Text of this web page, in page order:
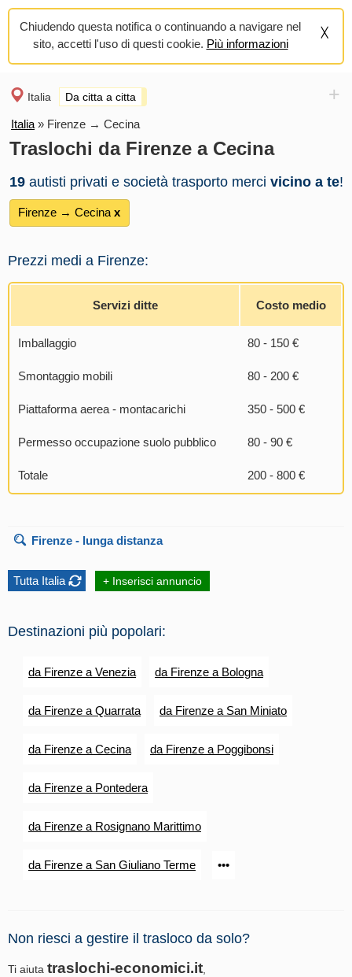
Chiudendo questa notifica o continuando a navigare nel
sito, accetti l'uso di questi cookie. Più informazioni
Italia Da citta a citta +
Italia » Firenze → Cecina
Traslochi da Firenze a Cecina
19 autisti privati e società trasporto merci vicino a te!
Firenze → Cecina х
Prezzi medi a Firenze:
Servizi ditte Costo medio
Imballaggio 80 - 150 €
Smontaggio mobili 80 - 200 €
Piattaforma aerea - montacarichi 350 - 500 €
Permesso occupazione suolo pubblico 80 - 90 €
Totale 200 - 800 €
Firenze - lunga distanza
Tutta Italia + Inserisci annuncio
Destinazioni più popolari:
da Firenze a Venezia da Firenze a Bologna
da Firenze a Quarrata da Firenze a San Miniato
da Firenze a Cecina da Firenze a Poggibonsi
da Firenze a Pontedera
da Firenze a Rosignano Marittimo
da Firenze a San Giuliano Terme •••
Non riesci a gestire il trasloco da solo?
Ti aiuta traslochi-economici.it